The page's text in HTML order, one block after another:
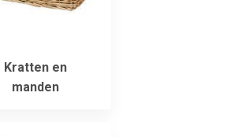
Kratten en
manden